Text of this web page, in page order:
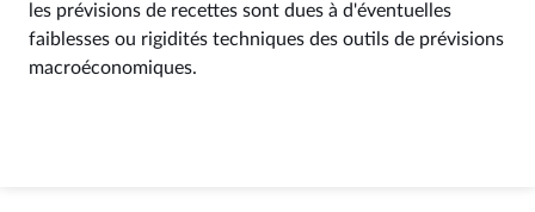
les prévisions de recettes sont dues à d'éventuelles
faiblesses ou rigidités techniques des outils de prévisions
macroéconomiques.